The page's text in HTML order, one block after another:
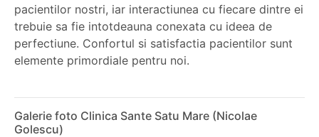
pacientilor nostri, iar interactiunea cu fiecare dintre ei
trebuie sa fie intotdeauna conexata cu ideea de
perfectiune. Confortul si satisfactia pacientilor sunt
elemente primordiale pentru noi.
Galerie foto Clinica Sante Satu Mare (Nicolae
Golescu)